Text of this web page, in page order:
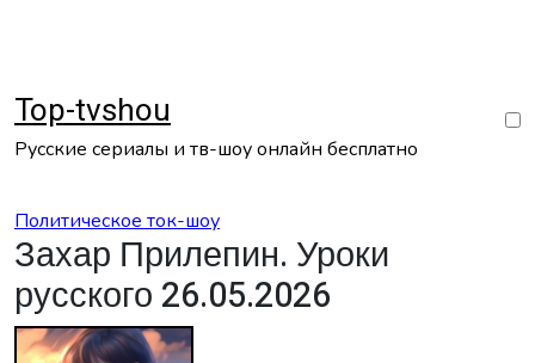
Top-tvshou
Русские сериалы и тв-шоу онлайн бесплатно
Политическое ток-шоу
Захар Прилепин. Уроки
русского 26.05.2026